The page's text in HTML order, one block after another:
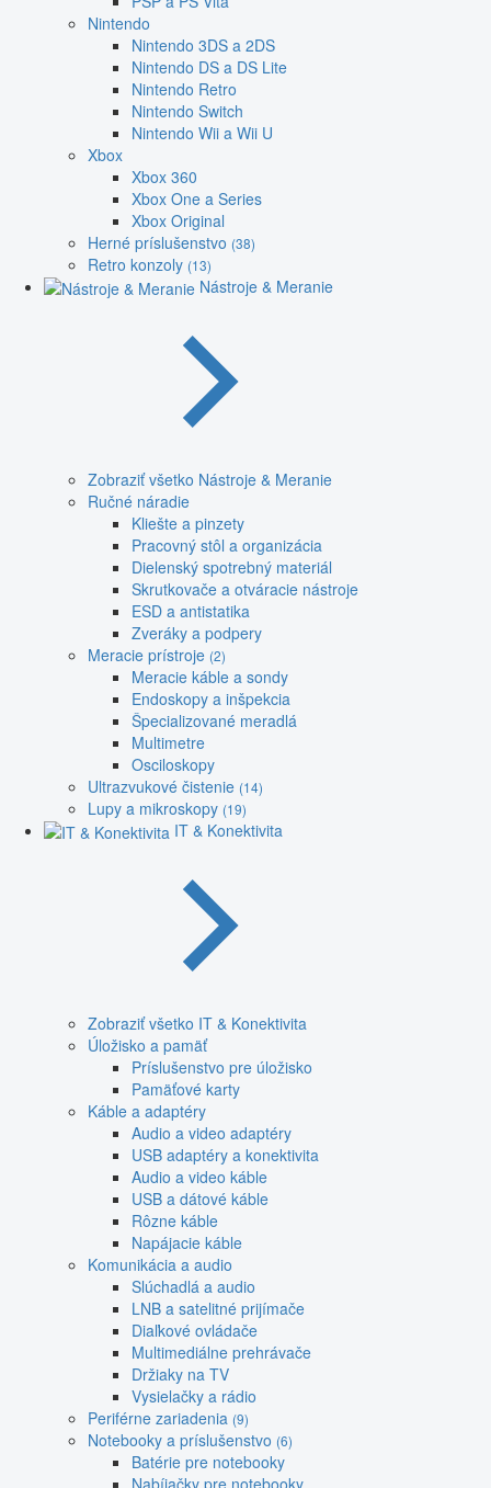
Nintendo
Nintendo 3DS a 2DS
Nintendo DS a DS Lite
Nintendo Retro
Nintendo Switch
Nintendo Wii a Wii U
Xbox
Xbox 360
Xbox One a Series
Xbox Original
Herné príslušenstvo (38)
Retro konzoly (13)
Nástroje & Meranie
Zobraziť všetko Nástroje & Meranie
Ručné náradie
Kliešte a pinzety
Pracovný stôl a organizácia
Dielenský spotrebný materiál
Skrutkovače a otváracie nástroje
ESD a antistatika
Zveráky a podpery
Meracie prístroje (2)
Meracie káble a sondy
Endoskopy a inšpekcia
Špecializované meradlá
Multimetre
Osciloskopy
Ultrazvukové čistenie (14)
Lupy a mikroskopy (19)
IT & Konektivita
Zobraziť všetko IT & Konektivita
Úložisko a pamäť
Príslušenstvo pre úložisko
Pamäťové karty
Káble a adaptéry
Audio a video adaptéry
USB adaptéry a konektivita
Audio a video káble
USB a dátové káble
Rôzne káble
Napájacie káble
Komunikácia a audio
Slúchadlá a audio
LNB a satelitné prijímače
Diaľkové ovládače
Multimediálne prehrávače
Držiaky na TV
Vysielačky a rádio
Periférne zariadenia (9)
Notebooky a príslušenstvo (6)
Batérie pre notebooky